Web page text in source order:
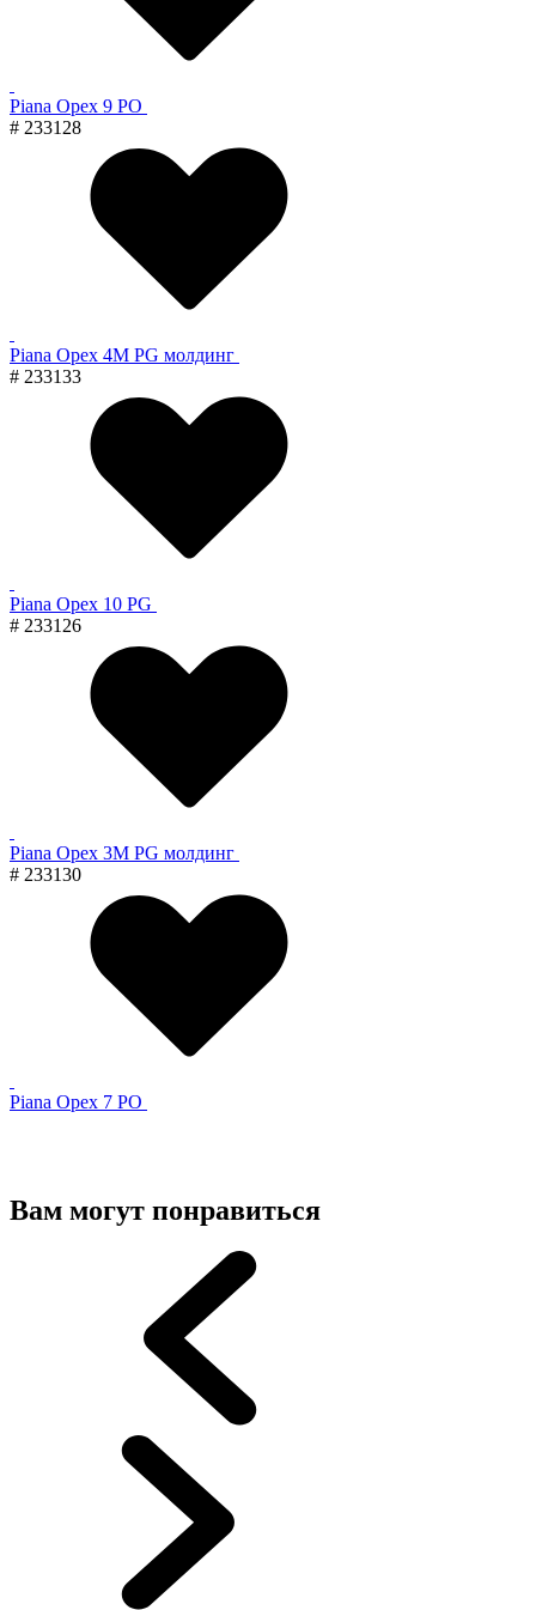
Piana Орех 9 PO
# 233128
Piana Орех 4M PG молдинг
# 233133
Piana Орех 10 PG
# 233126
Piana Орех 3M PG молдинг
# 233130
Piana Орех 7 PO
Вам могут понравиться